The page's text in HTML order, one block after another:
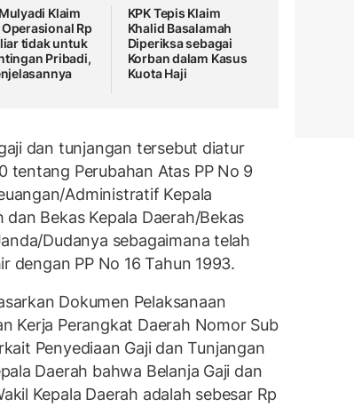
Klaim
Operasional Rp
tidak untuk
Pribadi,
KPK Tepis Klaim
Khalid Basalamah
Diperiksa sebagai
Korban dalam Kasus
Kuota Haji
dan tunjangan tersebut diatur
tentang Perubahan Atas PP No 9
Administratif Kepala
dan Bekas Kepala Daerah/Bekas
Dudanya sebagaimana telah
dengan PP No 16 Tahun 1993.
Dokumen Pelaksanaan
Kerja Perangkat Daerah Nomor Sub
Penyediaan Gaji dan Tunjangan
Daerah bahwa Belanja Gaji dan
Kepala Daerah adalah sebesar Rp